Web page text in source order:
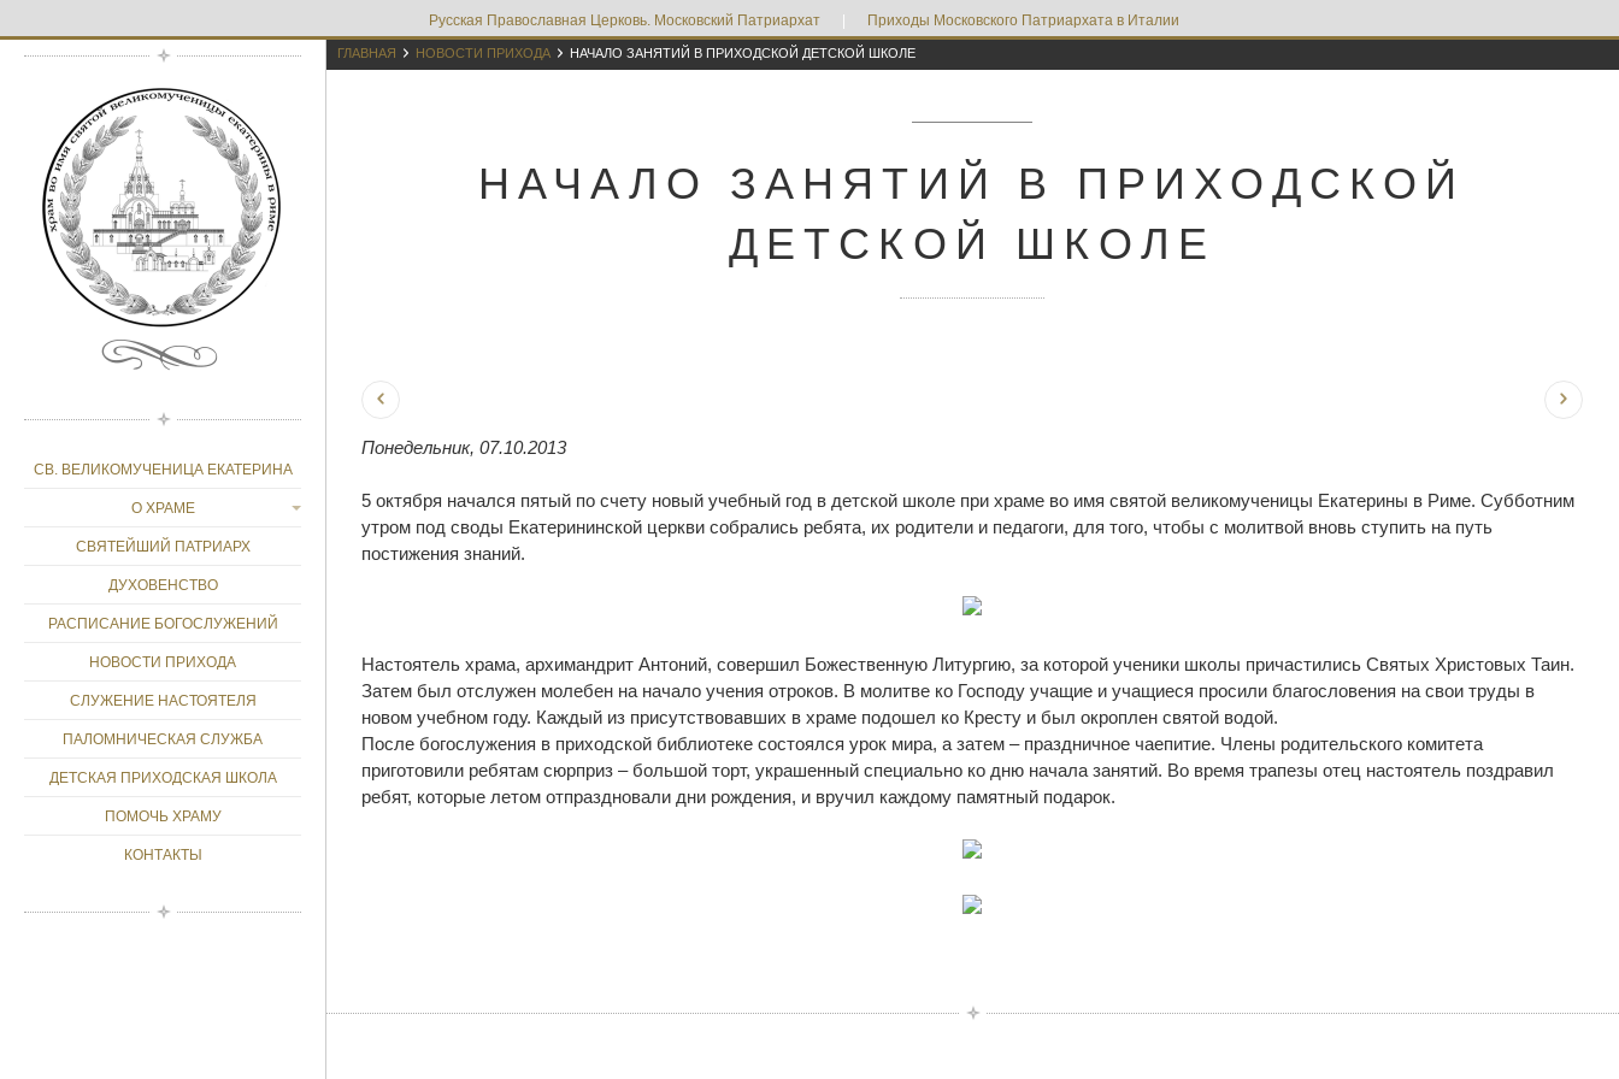
Русская Православная Церковь. Московский Патриархат Приходы Московского Патриархата в Италии
СВ. ВЕЛИКОМУЧЕНИЦА ЕКАТЕРИНА
О ХРАМЕ
СВЯТЕЙШИЙ ПАТРИАРХ
ДУХОВЕНСТВО
РАСПИСАНИЕ БОГОСЛУЖЕНИЙ
НОВОСТИ ПРИХОДА
СЛУЖЕНИЕ НАСТОЯТЕЛЯ
ПАЛОМНИЧЕСКАЯ СЛУЖБА
ДЕТСКАЯ ПРИХОДСКАЯ ШКОЛА
ПОМОЧЬ ХРАМУ
КОНТАКТЫ
ГЛАВНАЯ  НОВОСТИ ПРИХОДА  НАЧАЛО ЗАНЯТИЙ В ПРИХОДСКОЙ ДЕТСКОЙ ШКОЛЕ
НАЧАЛО ЗАНЯТИЙ В ПРИХОДСКОЙ
ДЕТСКОЙ ШКОЛЕ
Понедельник, 07.10.2013
5 октября начался пятый по счету новый учебный год в детской школе при храме во имя святой великомученицы Екатерины в Риме. Субботним
утром под своды Екатерининской церкви собрались ребята, их родители и педагоги, для того, чтобы с молитвой вновь ступить на путь
постижения знаний.
Настоятель храма, архимандрит Антоний, совершил Божественную Литургию, за которой ученики школы причастились Святых Христовых Таин.
Затем был отслужен молебен на начало учения отроков. В молитве ко Господу учащие и учащиеся просили благословения на свои труды в
новом учебном году. Каждый из присутствовавших в храме подошел ко Кресту и был окроплен святой водой.
После богослужения в приходской библиотеке состоялся урок мира, а затем – праздничное чаепитие. Члены родительского комитета
приготовили ребятам сюрприз – большой торт, украшенный специально ко дню начала занятий. Во время трапезы отец настоятель поздравил
ребят, которые летом отпраздновали дни рождения, и вручил каждому памятный подарок.